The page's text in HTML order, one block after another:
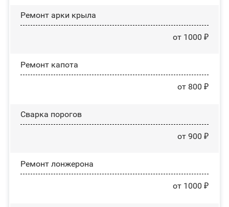
Ремонт арки крыла
от 1000 ₽
Ремонт капота
от 800 ₽
Сварка порогов
от 900 ₽
Ремонт лонжерона
от 1000 ₽